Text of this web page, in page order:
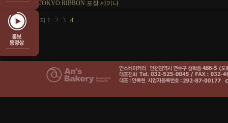
1
TOKYO RIBBON 포장 세미나
첫 페이지 1 2 3 4